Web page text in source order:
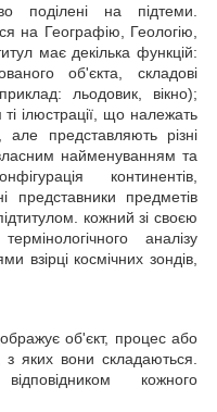
поділені на підтеми.
на Географію, Геологію,
має декілька функцій:
об'єкта, складові
льодовик, вікно);
ілюстрації, що належать
представляють різні
найменуванням та
континентів,
представники предметів
кожний зі своєю
аналізу
взірці космічних зондів,
об'єкт, процес або
яких вони складаються.
кожного